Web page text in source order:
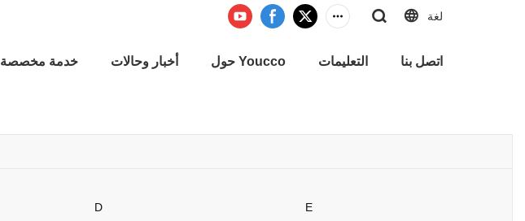
لغة
خدمة مخصصة أخبار وحالات حول Youcco التعليمات اتصل بنا
D
E